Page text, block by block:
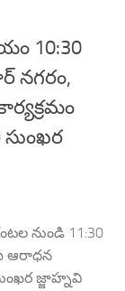
10:30
నగరం,
సుంఖర
నుండి 11:30
ఆరాధన
జ్జాహ్నవి